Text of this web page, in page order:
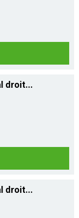
droit...
droit...